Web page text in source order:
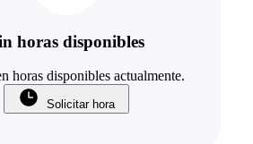
horas disponibles
horas disponibles actualmente.
Solicitar hora